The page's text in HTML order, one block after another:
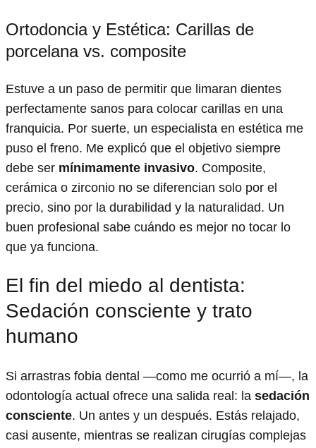
Ortodoncia y Estética: Carillas de
porcelana vs. composite
Estuve a un paso de permitir que limaran dientes
perfectamente sanos para colocar carillas en una
franquicia. Por suerte, un especialista en estética me
puso el freno. Me explicó que el objetivo siempre
debe ser mínimamente invasivo. Composite,
cerámica o zirconio no se diferencian solo por el
precio, sino por la durabilidad y la naturalidad. Un
buen profesional sabe cuándo es mejor no tocar lo
que ya funciona.
El fin del miedo al dentista:
Sedación consciente y trato
humano
Si arrastras fobia dental —como me ocurrió a mí—, la
odontología actual ofrece una salida real: la sedación
consciente. Un antes y un después. Estás relajado,
casi ausente, mientras se realizan cirugías complejas